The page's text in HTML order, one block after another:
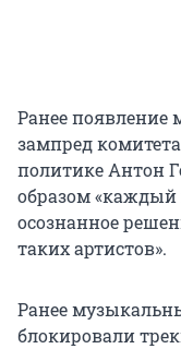
Ранее появление
зампред
политике Антон
образом «каждый
осознанное
таких артистов».
Ранее
блокировали